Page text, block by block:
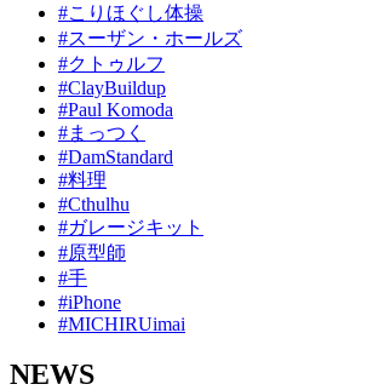
#こりほぐし体操
#スーザン・ホールズ
#クトゥルフ
#ClayBuildup
#Paul Komoda
#まっつく
#DamStandard
#料理
#Cthulhu
#ガレージキット
#原型師
#手
#iPhone
#MICHIRUimai
NEWS